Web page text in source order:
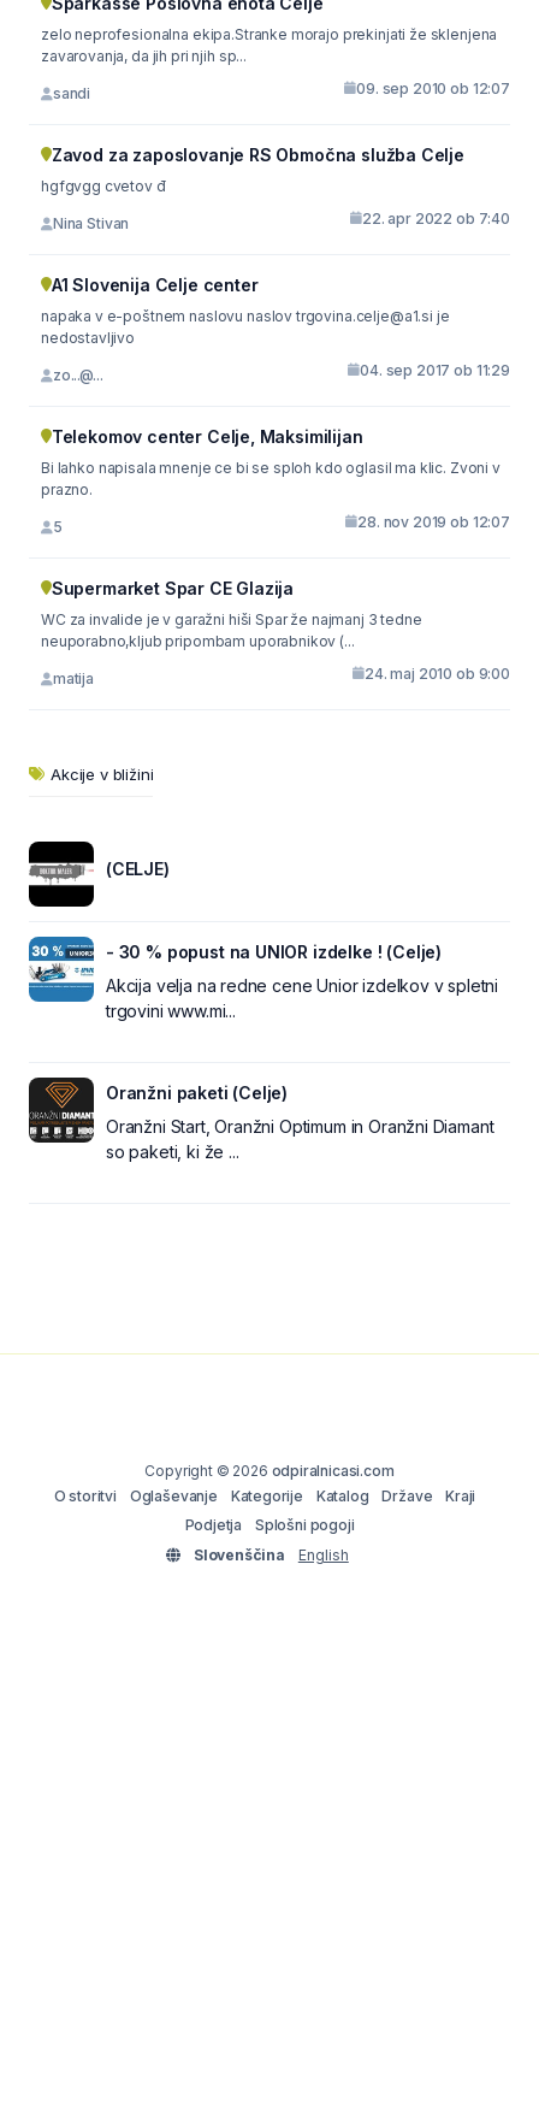
zelo neprofesionalna ekipa.Stranke morajo prekinjati že sklenjena
zavarovanja, da jih pri njih sp...
sandi 09. sep 2010 ob 12:07
Zavod za zaposlovanje RS Območna služba Celje
hgfgvgg cvetov đ
Nina Stivan 22. apr 2022 ob 7:40
A1 Slovenija Celje center
napaka v e-poštnem naslovu naslov trgovina.celje@a1.si je
nedostavljivo
zo...@... 04. sep 2017 ob 11:29
Telekomov center Celje, Maksimilijan
Bi lahko napisala mnenje ce bi se sploh kdo oglasil ma klic. Zvoni v
prazno.
5 28. nov 2019 ob 12:07
Supermarket Spar CE Glazija
WC za invalide je v garažni hiši Spar že najmanj 3 tedne
neuporabno,kljub pripombam uporabnikov (...
matija 24. maj 2010 ob 9:00
Akcije v bližini
(CELJE)
- 30 % popust na UNIOR izdelke ! (Celje)
Akcija velja na redne cene Unior izdelkov v spletni
trgovini www.mi...
Oranžni paketi (Celje)
Oranžni Start, Oranžni Optimum in Oranžni Diamant
so paketi, ki že ...
Copyright © 2026 odpiralnicasi.com
O storitvi
Oglaševanje Kategorije Katalog Države
Kraji
Podjetja
Splošni pogoji
Slovenščina
English